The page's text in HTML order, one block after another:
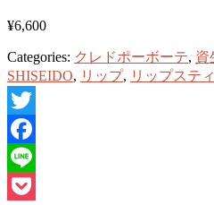
¥6,600
Categories: クレドポーボーテ, 資
SHISEIDO, リップ, リップステ
Twitter
Facebook
Line